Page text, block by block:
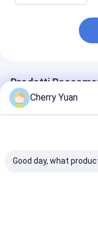
Prodotti
Cherry Yuan
Good day, what